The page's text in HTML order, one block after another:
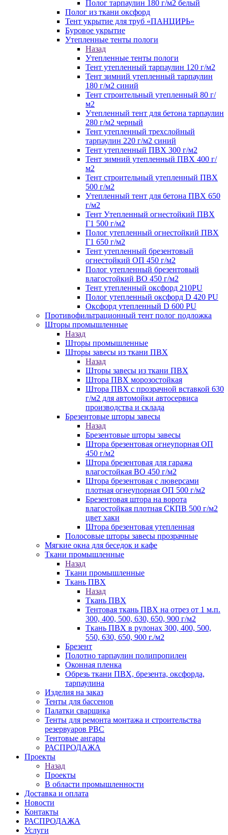
Полог тарпаулин 180 г/м2 белый
Полог из ткани оксфорд
Тент укрытие для труб «ПАНЦИРЬ»
Буровое укрытие
Утепленные тенты пологи
Назад
Утепленные тенты пологи
Тент утепленный тарпаулин 120 г/м2
Тент зимний утепленный тарпаулин
180 г/м2 синий
Тент строительный утепленный 80 г/
м2
Утепленный тент для бетона тарпаулин
280 г/м2 черный
Тент утепленный трехслойный
тарпаулин 220 г/м2 синий
Тент утепленный ПВХ 300 г/м2
Тент зимний утепленный ПВХ 400 г/
м2
Тент строительный утепленный ПВХ
500 г/м2
Утепленный тент для бетона ПВХ 650
г/м2
Тент Утепленный огнестойкий ПВХ
Г1 500 г/м2
Полог утепленный огнестойкий ПВХ
Г1 650 г/м2
Тент утепленный брезентовый
огнестойкий ОП 450 г/м2
Полог утепленный брезентовый
влагостойкий ВО 450 г/м2
Тент утепленный оксфорд 210PU
Полог утепленный оксфорд D 420 PU
Оксфорд утепленный D 600 PU
Противофильтрационный тент полог подложка
Шторы промышленные
Назад
Шторы промышленные
Шторы завесы из ткани ПВХ
Назад
Шторы завесы из ткани ПВХ
Штора ПВХ морозостойкая
Штора ПВХ с прозрачной вставкой 630
г/м2 для автомойки автосервиса
производства и склада
Брезентовые шторы завесы
Назад
Брезентовые шторы завесы
Штора брезентовая огнеупорная ОП
450 г/м2
Штора брезентовая для гаража
влагостойкая ВО 450 г/м2
Штора брезентовая с люверсами
плотная огнеупорная ОП 500 г/м2
Брезентовая штора на ворота
влагостойкая плотная СКПВ 500 г/м2
цвет хаки
Штора брезентовая утепленная
Полосовые шторы завесы прозрачные
Мягкие окна для беседок и кафе
Ткани промышленные
Назад
Ткани промышленные
Ткань ПВХ
Назад
Ткань ПВХ
Тентовая ткань ПВХ на отрез от 1 м.п.
300, 400, 500, 630, 650, 900 г/м2
Ткань ПВХ в рулонах 300, 400, 500,
550, 630, 650, 900 г./м2
Брезент
Полотно тарпаулин полипропилен
Оконная пленка
Обрезь ткани ПВХ, брезента, оксфорда,
тарпаулина
Изделия на заказ
Тенты для бассенов
Палатки сварщика
Тенты для ремонта монтажа и строительства
резервуаров РВС
Тентовые ангары
РАСПРОДАЖА
Проекты
Назад
Проекты
В области промышленности
Доставка и оплата
Новости
Контакты
РАСПРОДАЖА
Услуги